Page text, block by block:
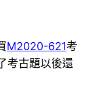
M2020-621考
考古題以後還